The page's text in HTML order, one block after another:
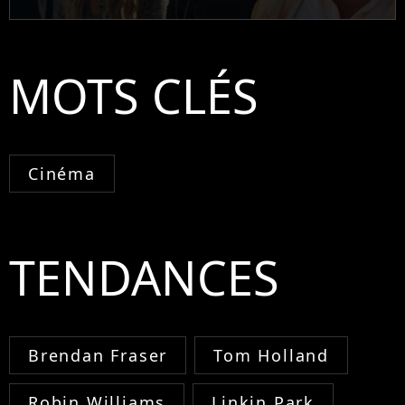
MOTS CLÉS
Cinéma
TENDANCES
Brendan Fraser Tom Holland